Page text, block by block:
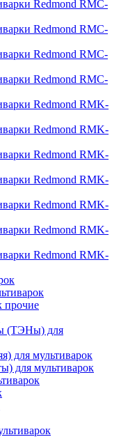
Redmond RMC-
Redmond RMC-
Redmond RMC-
Redmond RMC-
Redmond RMK-
Redmond RMK-
Redmond RMK-
Redmond RMK-
Redmond RMK-
Redmond RMK-
Redmond RMK-
прочие
(ТЭНы) для
для мультиварок
для мультиварок